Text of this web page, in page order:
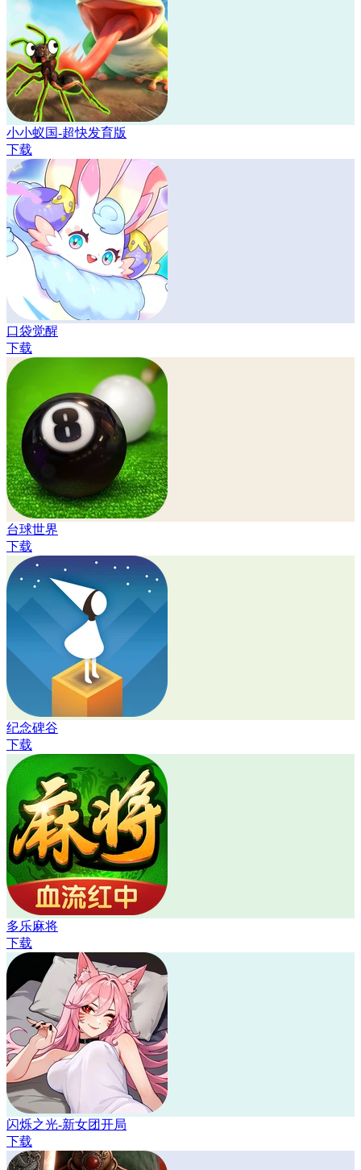
小小蚁国-超快发育版
下载
口袋觉醒
下载
台球世界
下载
纪念碑谷
下载
多乐麻将
下载
闪烁之光-新女团开局
下载